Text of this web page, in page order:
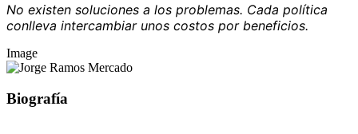
No existen soluciones a los problemas. Cada política
conlleva intercambiar unos costos por beneficios.
Image
Biografía